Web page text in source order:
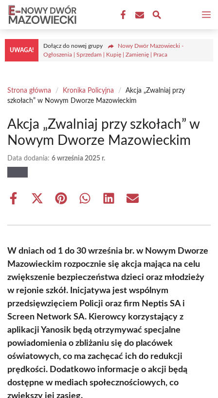
Przejdź
treści
UWAGA!
Dołącz do nowej grupy
Nowy Dwór Mazowiecki -
Ogłoszenia | Sprzedam | Kupię | Zamienię | Praca
Strona główna / Kronika Policyjna /
Akcja „Zwalniaj przy
szkołach” w Nowym Dworze Mazowieckim
Akcja „Zwalniaj przy szkołach” w
Nowym Dworze Mazowieckim
Data dodania: 6 września 2025 r.
Share
Share
(Twitter)
Share Share Share Share
W dniach od 1 do 30 września br. w Nowym Dworze
Mazowieckim rozpocznie się akcja mająca na celu
zwiększenie bezpieczeństwa dzieci oraz młodzieży
w rejonie szkół. Inicjatywa jest wspólnym
przedsięwzięciem Policji oraz firm Neptis SA i
Screen Network SA. Kierowcy korzystający z
aplikacji Yanosik będą otrzymywać specjalne
powiadomienia o zbliżaniu się do placówek
oświatowych, co ma zachęcać ich do redukcji
prędkości. Dodatkowo informacje o akcji będą
dostępne w mediach społecznościowych, co
zwiększy jej zasięg.